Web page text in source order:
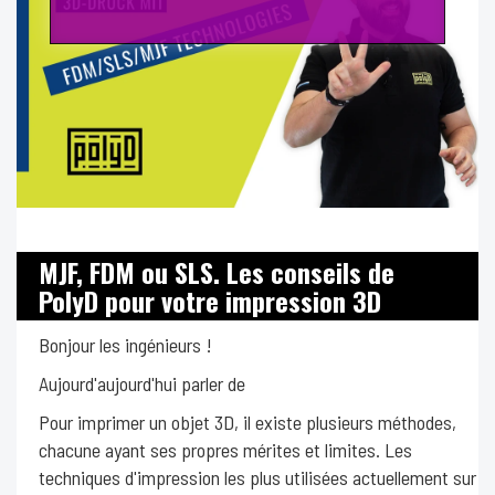
MJF, FDM ou SLS. Les conseils de
PolyD pour votre impression 3D
Bonjour les ingénieurs !
Aujourd'aujourd'hui parler de
Pour imprimer un objet 3D, il existe plusieurs méthodes,
chacune ayant ses propres mérites et limites. Les
techniques d'impression les plus utilisées actuellement sur